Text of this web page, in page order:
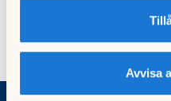
Avvisa
HSB fortsätter att